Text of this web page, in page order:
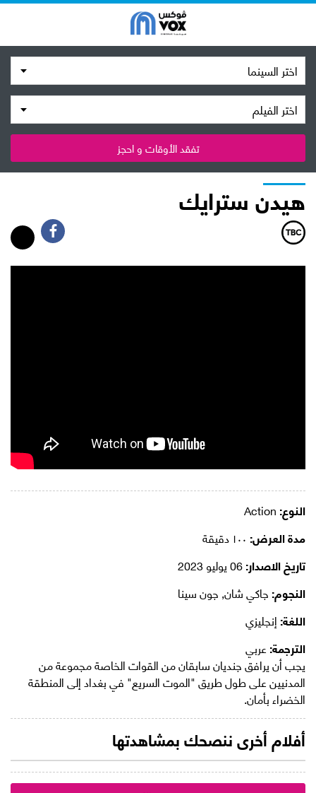
اختر السينما
اختر الفيلم
تفقد الأوقات و احجز
هيدن سترايك
النوع:
مدة العرض:
تاريخ الاصدار:
النجوم:جاكي شان, جون سينا
اللغة:إنجليزي
الترجمة:عربي
يجب أن يرافق جنديان سابقان من القوات الخاصة مجموعة من
المدنيين على طول طريق "الموت السريع" في بغداد إلى المنطقة
الخضراء بأمان.
أفلام أخرى ننصحك بمشاهدتها